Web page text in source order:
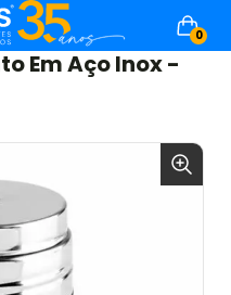
0
Em Aço Inox -